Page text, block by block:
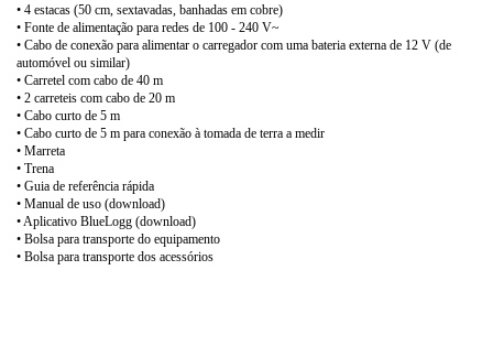
• 4 estacas (50 cm, sextavadas, banhadas em cobre)
• Fonte de alimentação para redes de 100 - 240 V~
• Cabo de conexão para alimentar o carregador com uma bateria externa de 12 V (de
automóvel ou similar)
• Carretel com cabo de 40 m
• 2 carreteis com cabo de 20 m
• Cabo curto de 5 m
• Cabo curto de 5 m para conexão à tomada de terra a medir
• Marreta
• Trena
• Guia de referência rápida
• Manual de uso (download)
• Aplicativo BlueLogg (download)
• Bolsa para transporte do equipamento
• Bolsa para transporte dos acessórios